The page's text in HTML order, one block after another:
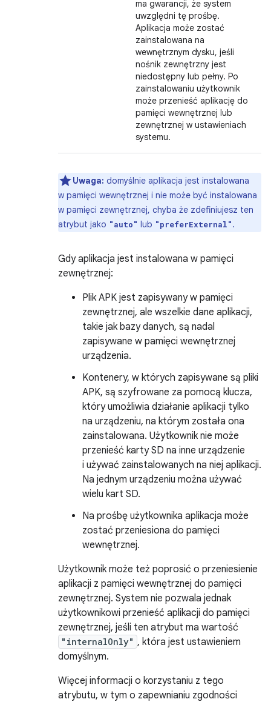
ma gwarancji, że system
uwzględni tę prośbę.
Aplikacja może zostać
zainstalowana na
wewnętrznym dysku, jeśli
nośnik zewnętrzny jest
niedostępny lub pełny. Po
zainstalowaniu użytkownik
może przenieść aplikację do
pamięci wewnętrznej lub
zewnętrznej w ustawieniach
systemu.
Uwaga: domyślnie aplikacja jest instalowana
w pamięci wewnętrznej i nie może być instalowana
w pamięci zewnętrznej, chyba że zdefiniujesz ten
atrybut jako "auto" lub "preferExternal".
Gdy aplikacja jest instalowana w pamięci
zewnętrznej:
Plik APK jest zapisywany w pamięci
zewnętrznej, ale wszelkie dane aplikacji,
takie jak bazy danych, są nadal
zapisywane w pamięci wewnętrznej
urządzenia.
Kontenery, w których zapisywane są pliki
APK, są szyfrowane za pomocą klucza,
który umożliwia działanie aplikacji tylko
na urządzeniu, na którym została ona
zainstalowana. Użytkownik nie może
przenieść karty SD na inne urządzenie
i używać zainstalowanych na niej aplikacji.
Na jednym urządzeniu można używać
wielu kart SD.
Na prośbę użytkownika aplikacja może
zostać przeniesiona do pamięci
wewnętrznej.
Użytkownik może też poprosić o przeniesienie
aplikacji z pamięci wewnętrznej do pamięci
zewnętrznej. System nie pozwala jednak
użytkownikowi przenieść aplikacji do pamięci
zewnętrznej, jeśli ten atrybut ma wartość
"internalOnly" , która jest ustawieniem
domyślnym.
Więcej informacji o korzystaniu z tego
atrybutu, w tym o zapewnianiu zgodności